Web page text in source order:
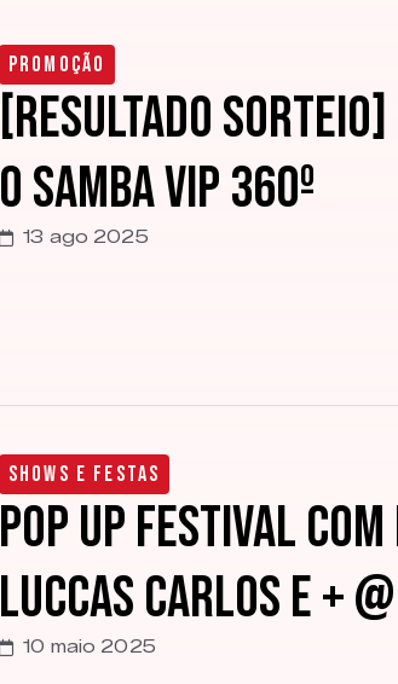
Promoção
[RESULTADO
o Samba VIP 360º
13 ago 2025
Shows e Festas
POP UP Festival
Luccas Carlos e +
10 maio 2025